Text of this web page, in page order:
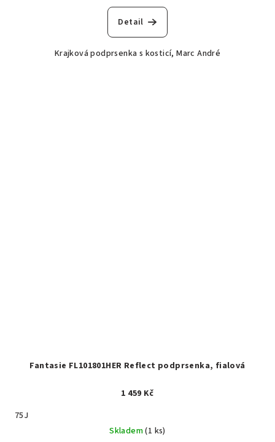
Detail
Krajková podprsenka s kosticí, Marc André
Fantasie FL101801HER Reflect podprsenka, fialová
1 459 Kč
75J
Skladem(1 ks)